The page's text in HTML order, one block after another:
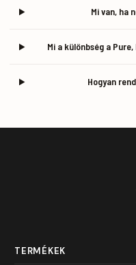
Mi van, ha
Mi a különbség a
Hogyan
TERMÉKEK